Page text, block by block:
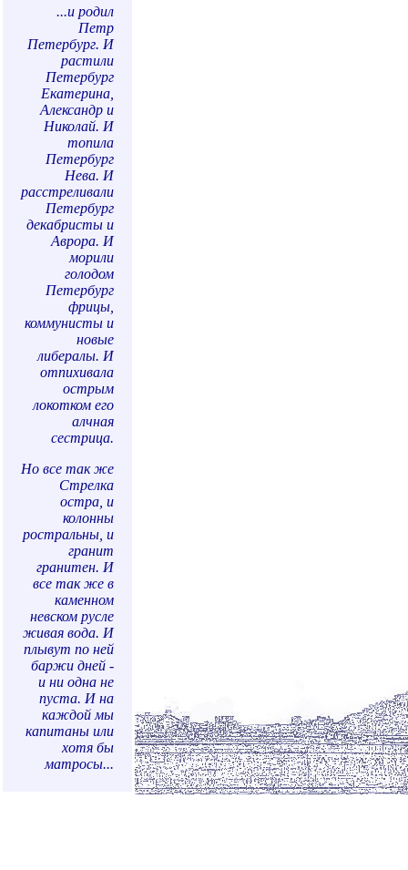
...и родил
Петр
Петербург. И
растили
Петербург
Екатерина,
Александр и
Николай. И
топила
Петербург
Нева. И
расстреливали
Петербург
декабристы и
Аврора. И
морили
голодом
Петербург
фрицы,
коммунисты и
новые
либералы. И
отпихивала
острым
локотком его
алчная
сестрица.
Но все так же
Стрелка
остра, и
колонны
ростральны, и
гранит
гранитен. И
все так же в
каменном
невском русле
живая вода. И
плывут по ней
баржи дней -
и ни одна не
пуста. И на
каждой мы
капитаны или
хотя бы
матросы...